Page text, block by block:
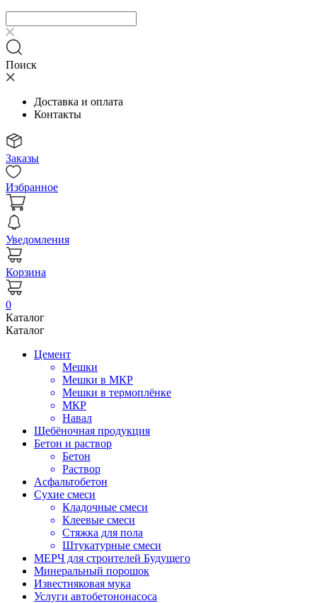
Поиск
Доставка и оплата
Контакты
Заказы
Избранное
Уведомления
Корзина
0
Каталог
Каталог
Цемент
Мешки
Мешки в МКР
Мешки в термоплёнке
МКР
Навал
Щебёночная продукция
Бетон и раствор
Бетон
Раствор
Асфальтобетон
Сухие смеси
Кладочные смеси
Клеевые смеси
Стяжка для пола
Штукатурные смеси
МЕРЧ для строителей Будущего
Минеральный порошок
Известняковая мука
Услуги автобетононасоса